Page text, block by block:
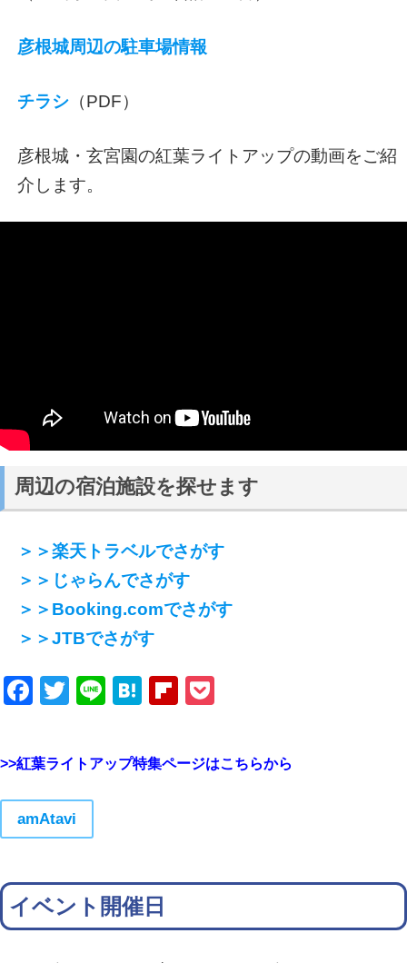
彦根城周辺の駐車場情報
チラシ（PDF）
彦根城・玄宮園の紅葉ライトアップの動画をご紹
介します。
周辺の宿泊施設を探せます
＞＞楽天トラベルでさがす
＞＞じゃらんでさがす
＞＞Booking.comでさがす
＞＞JTBでさがす
Facebook
Twitter
LineHatenaFlipboard
>>紅葉ライトアップ特集ページはこちらから
amAtavi
イベント開催日